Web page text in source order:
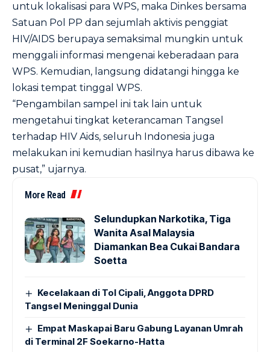
untuk lokalisasi para WPS, maka Dinkes bersama
Satuan Pol PP dan sejumlah aktivis penggiat
HIV/AIDS berupaya semaksimal mungkin untuk
menggali informasi mengenai keberadaan para
WPS. Kemudian, langsung didatangi hingga ke
lokasi tempat tinggal WPS.
“Pengambilan sampel ini tak lain untuk
mengetahui tingkat keterancaman Tangsel
terhadap HIV Aids, seluruh Indonesia juga
melakukan ini kemudian hasilnya harus dibawa ke
pusat,” ujarnya.
More Read
Selundupkan Narkotika, Tiga
Wanita Asal Malaysia
Diamankan Bea Cukai Bandara
Soetta
Kecelakaan di Tol Cipali, Anggota DPRD
Tangsel Meninggal Dunia
Empat Maskapai Baru Gabung Layanan Umrah
di Terminal 2F Soekarno-Hatta